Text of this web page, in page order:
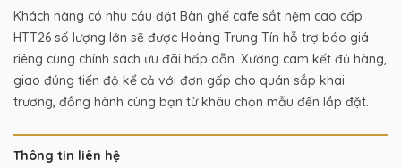
Khách hàng có nhu cầu đặt Bàn ghế cafe sắt nệm cao cấp
HTT26 số lượng lớn sẽ được Hoàng Trung Tín hỗ trợ báo giá
riêng cùng chính sách ưu đãi hấp dẫn. Xưởng cam kết đủ hàng,
giao đúng tiến độ kể cả với đơn gấp cho quán sắp khai
trương, đồng hành cùng bạn từ khâu chọn mẫu đến lắp đặt.
Thông tin liên hệ